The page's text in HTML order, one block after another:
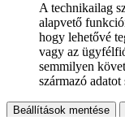
A technikailag
alapvető
hogy lehetővé
vagy az
semmilyen
származó
Beállítások mentése